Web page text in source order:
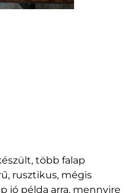
több falap
rusztikus, mégis
jó példa arra, mennyire